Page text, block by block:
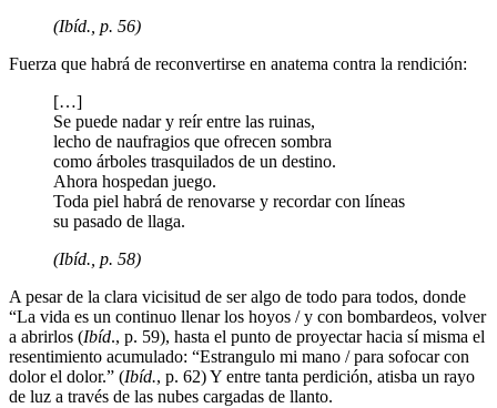
(Ibíd., p. 56)
Fuerza que habrá de reconvertirse en anatema contra la rendición:
[…]
Se puede nadar y reír entre las ruinas,
lecho de naufragios que ofrecen sombra
como árboles trasquilados de un destino.
Ahora hospedan juego.
Toda piel habrá de renovarse y recordar con líneas
su pasado de llaga.
(Ibíd., p. 58)
A pesar de la clara vicisitud de ser algo de todo para todos, donde
“La vida es un continuo llenar los hoyos / y con bombardeos, volver
a abrirlos (Ibíd., p. 59), hasta el punto de proyectar hacia sí misma el
resentimiento acumulado: “Estrangulo mi mano / para sofocar con
dolor el dolor.” (Ibíd., p. 62) Y entre tanta perdición, atisba un rayo
de luz a través de las nubes cargadas de llanto.